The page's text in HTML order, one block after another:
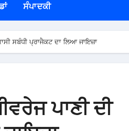
ਮਾਤਰਾ ‘ਚ ਨਜਾਇਜ਼ ਸ਼ਰਾਬ ਬਰਾਮਦ
ਨਾਲ ਮੀਟਿੰਗ
ਸੰਪਾਦਕੀ
ਸਬੰਧੀ ਪ੍ਰਾਜੈਕਟ ਦਾ ਲਿਆ ਜਾਇਜ਼ਾ
ਪਾਣੀ ਦੀ